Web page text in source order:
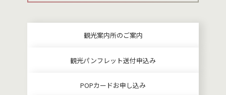
観光案内所のご案内
観光パンフレット送付申込み
POPカードお申し込み